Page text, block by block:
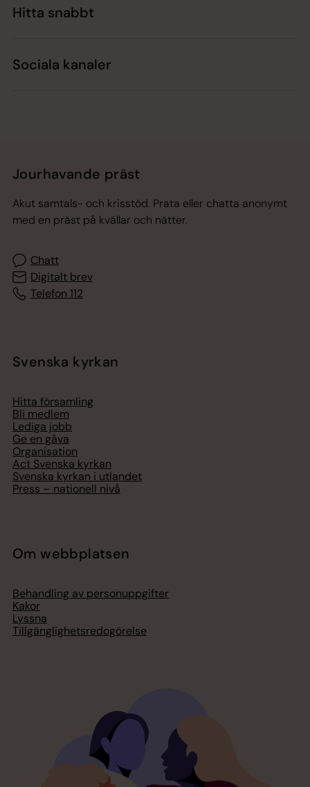
Hitta snabbt
Sociala kanaler
Jourhavande präst
Akut samtals- och krisstöd. Prata eller chatta anonymt
med en präst på kvällar och nätter.
Chatt
Digitalt brev
Telefon 112
Svenska kyrkan
Hitta församling
Bli medlem
Lediga jobb
Ge en gåva
Organisation
Act Svenska kyrkan
Svenska kyrkan i utlandet
Press – nationell nivå
Om webbplatsen
Behandling av personuppgifter
Kakor
Lyssna
Tillgänglighetsredogörelse